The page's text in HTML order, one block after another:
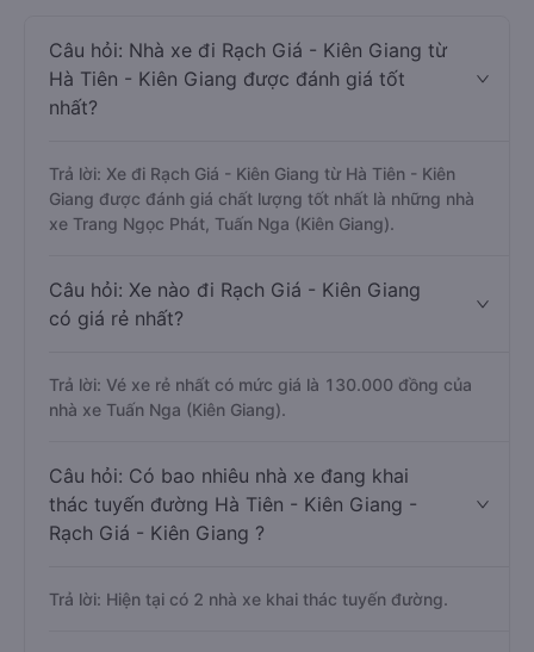
Câu hỏi: Nhà xe đi Rạch Giá - Kiên Giang từ
Hà Tiên - Kiên Giang được đánh giá tốt
nhất?
Trả lời: Xe đi Rạch Giá - Kiên Giang từ Hà Tiên - Kiên
Giang được đánh giá chất lượng tốt nhất là những nhà
xe Trang Ngọc Phát, Tuấn Nga (Kiên Giang).
Câu hỏi: Xe nào đi Rạch Giá - Kiên Giang
có giá rẻ nhất?
Trả lời: Vé xe rẻ nhất có mức giá là 130.000 đồng của
nhà xe Tuấn Nga (Kiên Giang).
Câu hỏi: Có bao nhiêu nhà xe đang khai
thác tuyến đường Hà Tiên - Kiên Giang -
Rạch Giá - Kiên Giang ?
Trả lời: Hiện tại có 2 nhà xe khai thác tuyến đường.